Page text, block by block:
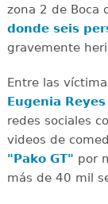
zona 2 de Boca
donde seis
gravemente
Entre las
Eugenia
redes sociales
videos de
"Pako GT" por
más de 40 mil